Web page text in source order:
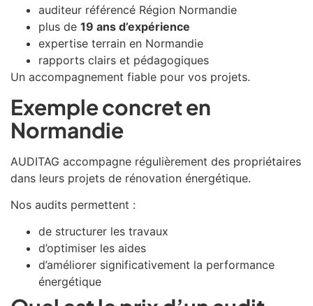
auditeur référencé Région Normandie
plus de 19 ans d’expérience
expertise terrain en Normandie
rapports clairs et pédagogiques
Un accompagnement fiable pour vos projets.
Exemple concret en
Normandie
AUDITAG accompagne régulièrement des propriétaires
dans leurs projets de rénovation énergétique.
Nos audits permettent :
de structurer les travaux
d’optimiser les aides
d’améliorer significativement la performance
énergétique